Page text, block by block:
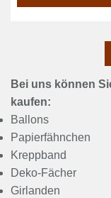
Bei uns können
kaufen:
Ballons
Papierfähnchen
Kreppband
Deko-Fächer
Girlanden